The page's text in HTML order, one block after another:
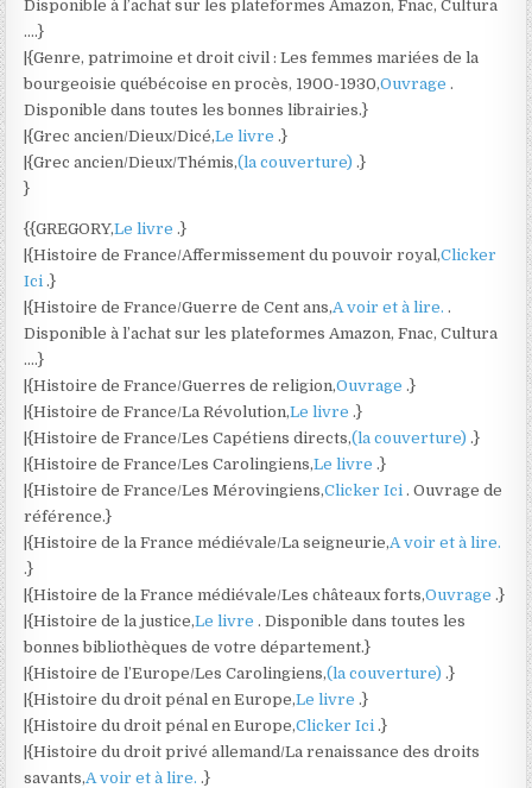
Disponible à l’achat sur les plateformes Amazon, Fnac, Cultura
….}
|{Genre, patrimoine et droit civil : Les femmes mariées de la
bourgeoisie québécoise en procès, 1900-1930,Ouvrage .
Disponible dans toutes les bonnes librairies.}
|{Grec ancien/Dieux/Dicé,Le livre .}
|{Grec ancien/Dieux/Thémis,(la couverture) .}
}
{{GREGORY,Le livre .}
|{Histoire de France/Affermissement du pouvoir royal,Clicker
Ici .}
|{Histoire de France/Guerre de Cent ans,A voir et à lire. .
Disponible à l’achat sur les plateformes Amazon, Fnac, Cultura
….}
|{Histoire de France/Guerres de religion,Ouvrage .}
|{Histoire de France/La Révolution,Le livre .}
|{Histoire de France/Les Capétiens directs,(la couverture) .}
|{Histoire de France/Les Carolingiens,Le livre .}
|{Histoire de France/Les Mérovingiens,Clicker Ici . Ouvrage de
référence.}
|{Histoire de la France médiévale/La seigneurie,A voir et à lire.
.}
|{Histoire de la France médiévale/Les châteaux forts,Ouvrage .}
|{Histoire de la justice,Le livre . Disponible dans toutes les
bonnes bibliothèques de votre département.}
|{Histoire de l’Europe/Les Carolingiens,(la couverture) .}
|{Histoire du droit pénal en Europe,Le livre .}
|{Histoire du droit pénal en Europe,Clicker Ici .}
|{Histoire du droit privé allemand/La renaissance des droits
savants,A voir et à lire. .}